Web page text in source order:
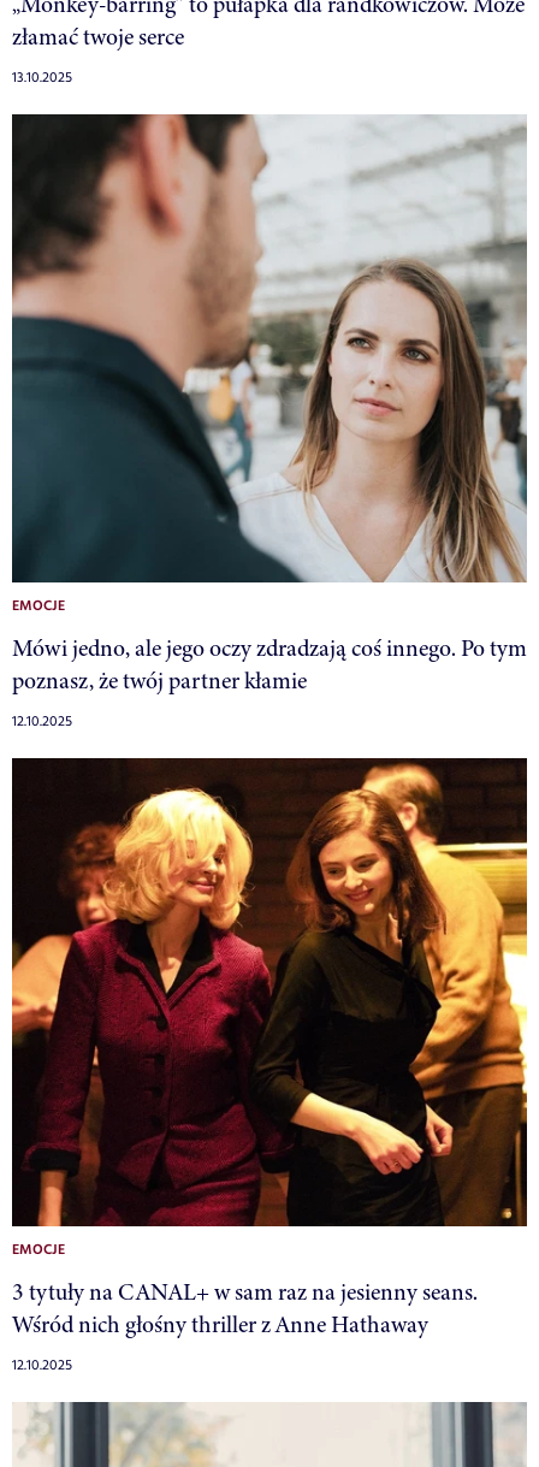
złamać twoje serce
13.10.2025
EMOCJE
Mówi jedno, ale jego oczy zdradzają coś innego. Po tym
poznasz, że twój partner kłamie
12.10.2025
EMOCJE
3 tytuły na CANAL+ w sam raz na jesienny seans.
Wśród nich głośny thriller z Anne Hathaway
12.10.2025